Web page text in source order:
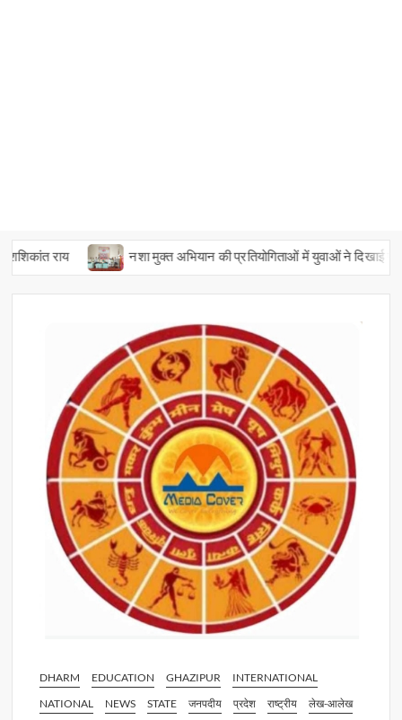
राय नशा मुक्त अभियान की प्रतियोगिताओं में युवाओं ने दिखाई प्रतिभा
DHARM EDUCATION GHAZIPUR
INTERNATIONAL
NATIONAL
NEWS STATE जनपदीय प्रदेश राष्ट्रीय
लेख-आलेख